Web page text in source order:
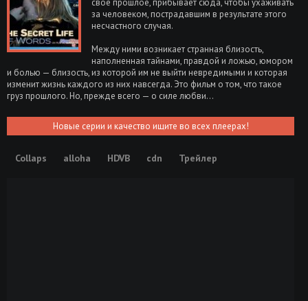
за человеком, пострадавшим в результате этого
несчастного случая.
Между ними возникает странная близость,
наполненная тайнами, правдой и ложью, юмором
и болью — близость, из которой им не выйти невредимыми и которая
изменит жизнь каждого из них навсегда. Это фильм о том, что такое
груз прошлого. Но, прежде всего — о силе любви…
Новые серии и качество ищите во всех плеерах!
Collaps alloha HDVB cdn Трейлер